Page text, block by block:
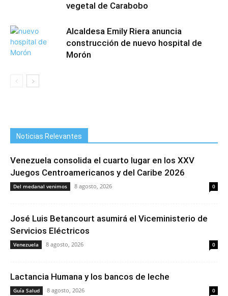
vegetal de Carabobo
Alcaldesa Emily Riera anuncia
construcción de nuevo hospital de
Morón
Noticias Relevantes
Venezuela consolida el cuarto lugar en los XXV
Juegos Centroamericanos y del Caribe 2026
Del medanal venimos 8 agosto, 2026 0
José Luis Betancourt asumirá el Viceministerio de
Servicios Eléctricos
Venezuela 8 agosto, 2026 0
Lactancia Humana y los bancos de leche
Guía Salud 8 agosto, 2026 0